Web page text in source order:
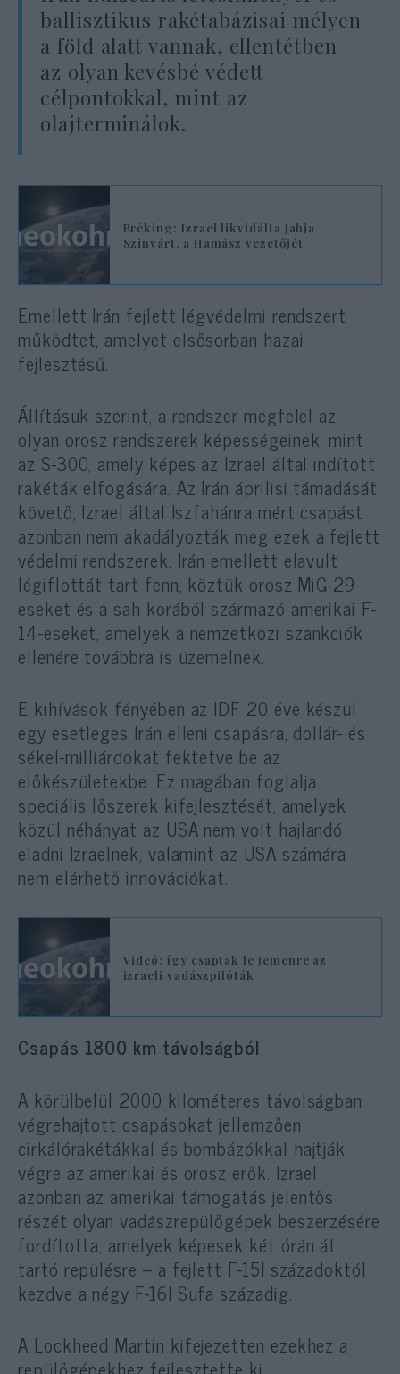
ballisztikus rakétabázisai mélyen
a föld alatt vannak, ellentétben
az olyan kevésbé védett
célpontokkal, mint az
olajterminálok.
Bréking: Izrael likvidálta Jahja
Szinvárt, a Hamász vezetőjét
Emellett Irán fejlett légvédelmi rendszert
működtet, amelyet elsősorban hazai
fejlesztésű.
Állításuk szerint, a rendszer megfelel az
olyan orosz rendszerek képességeinek, mint
az S-300, amely képes az Izrael által indított
rakéták elfogására. Az Irán áprilisi támadását
követő, Izrael által Iszfahánra mért csapást
azonban nem akadályozták meg ezek a fejlett
védelmi rendszerek. Irán emellett elavult
légiflottát tart fenn, köztük orosz MiG-29-
eseket és a sah korából származó amerikai F-
14-eseket, amelyek a nemzetközi szankciók
ellenére továbbra is üzemelnek.
E kihívások fényében az IDF 20 éve készül
egy esetleges Irán elleni csapásra, dollár- és
sékel-milliárdokat fektetve be az
előkészületekbe. Ez magában foglalja
speciális lőszerek kifejlesztését, amelyek
közül néhányat az USA nem volt hajlandó
eladni Izraelnek, valamint az USA számára
nem elérhető innovációkat.
Videó: így csaptak le Jemenre az
izraeli vadászpilóták
Csapás 1800 km távolságból
A körülbelül 2000 kilométeres távolságban
végrehajtott csapásokat jellemzően
cirkálórakétákkal és bombázókkal hajtják
végre az amerikai és orosz erők. Izrael
azonban az amerikai támogatás jelentős
részét olyan vadászrepülőgépek beszerzésére
fordította, amelyek képesek két órán át
tartó repülésre – a fejlett F-15I századoktól
kezdve a négy F-16I Sufa századig.
A Lockheed Martin kifejezetten ezekhez a